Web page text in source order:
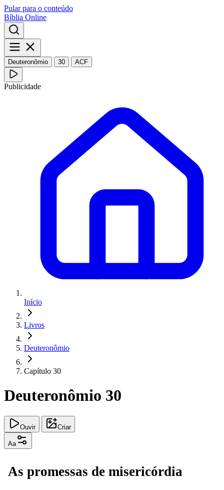
Pular para o conteúdo
Bíblia Online
Deuteronômio 30 ACF
Publicidade
Início
Livros
Deuteronômio
Capítulo 30
Deuteronômio 30
Ouvir Criar
Aa
As promessas de misericórdia